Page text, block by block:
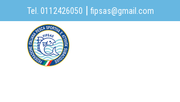
Tel. 0112426050 | fipsas@gmail.com